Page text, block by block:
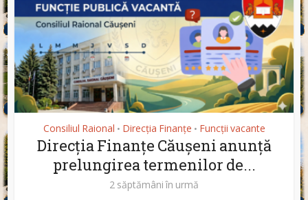
Consiliul Raional • Direcția Finanțe • Funcții vacante
Direcția Finanțe Căușeni anunță
prelungirea termenilor de...
2 săptămâni în urmă